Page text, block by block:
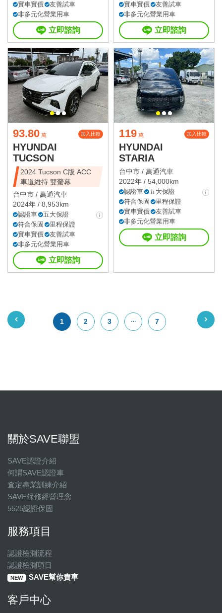
實車實價
友善試車
非多元化營業用車
立即諮詢
實車實價
友善試車
非多元化營業用車
立即諮詢
93.80 萬 加入比較
HYUNDAI
TUCSON
2024 Tucson C版 ACC
車道維持 雙螢幕
台中市 / 萬通汽車
2024年 / 8,953km
認證車
五大保證
符合保固
里程保證
實車實價
友善試車
非多元化營業用車
立即諮詢
119 萬 加入比較
HYUNDAI
STARIA
台中市 / 萬通汽車
2022年 / 54,000km
認證車
五大保證
符合保固
里程保證
實車實價
友善試車
非多元化營業用車
立即諮詢
1 2 3 7
關於SAVE聯盟
SAVE認證介紹
何謂SAVE認證車
查定專業訓練介紹
SAVE保修經營理念
5525認證保固
服務項目
認證檢測流程
認證檢測項目
NEW SAVE幫你賣車
客戶中心